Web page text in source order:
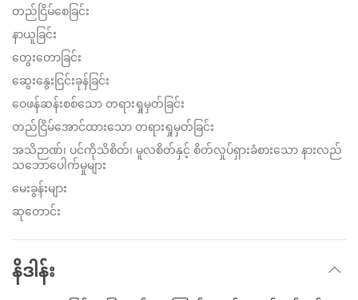
တည်ငြိမ်စေခြင်း
နာယူခြင်း
တွေးတောခြင်း
ဆွေးနွေးငြင်းခုန်ခြင်း
ဝေဖန်ဆန်းစစ်သော တရားရှုမှတ်ခြင်း
တည်ငြိမ်အောင်ထားသော တရားရှုမှတ်ခြင်း
အသိဉာဏ်၊ ပင်ကိုသိစိတ်၊ မူလစိတ်နှင့် စိတ်လှုပ်ရှားခံစားသော နားလည်
သဘောပေါက်မှုများ
မေးခွန်းများ
ဆုတောင်း
နိဒါန်း